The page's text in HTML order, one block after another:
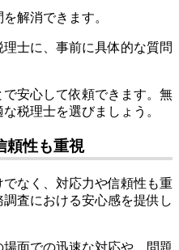
解消できます。
士に、事前に具体的な質問
安心して依頼できます。無
税理士を選びましょう。
頼性も重視
なく、対応力や信頼性も重
査における安心感を提供し
面での迅速な対応や、問題